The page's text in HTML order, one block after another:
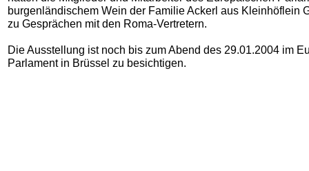
burgenländischem Wein der Familie Ackerl aus Kleinhöflein
zu Gesprächen mit den Roma-Vertretern.
Die Ausstellung ist noch bis zum Abend des 29.01.2004 im
Parlament in Brüssel zu besichtigen.